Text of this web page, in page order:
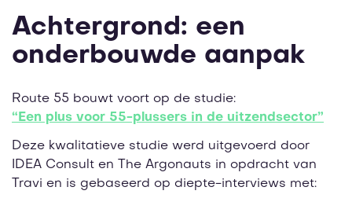
Achtergrond: een
onderbouwde aanpak
Route 55 bouwt voort op de studie:
“Een plus voor 55-plussers in de uitzendsector”
Deze kwalitatieve studie werd uitgevoerd door
IDEA Consult en The Argonauts in opdracht van
Travi en is gebaseerd op diepte-interviews met: